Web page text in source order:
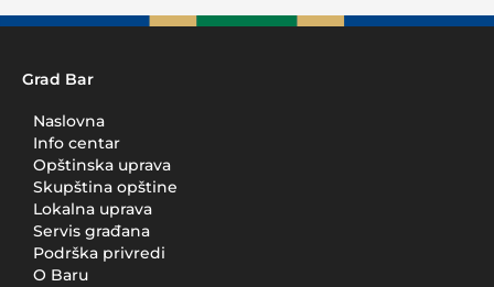
Grad Bar
Naslovna
Info centar
Opštinska uprava
Skupština opštine
Lokalna uprava
Servis građana
Podrška privredi
O Baru